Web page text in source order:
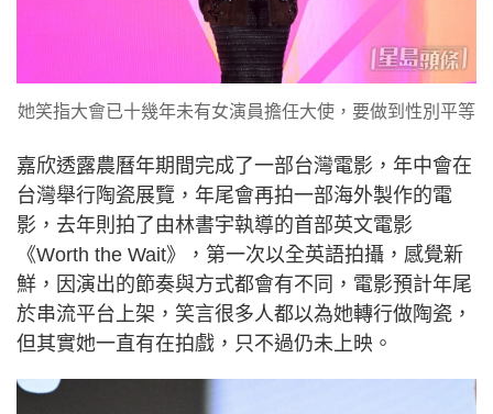
她笑指大會已十幾年未有女演員擔任大使，要做到性別平等
嘉欣透露農曆年期間完成了一部台灣電影，年中會在
台灣舉行陶瓷展覽，年尾會再拍一部海外製作的電
影，去年則拍了由林書宇執導的首部英文電影
《Worth the Wait》，第一次以全英語拍攝，感覺新
鮮，因演出的節奏與方式都會有不同，電影預計年尾
於串流平台上架，笑言很多人都以為她轉行做陶瓷，
但其實她一直有在拍戲，只不過仍未上映。